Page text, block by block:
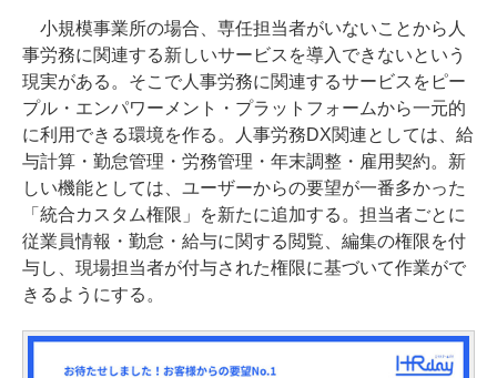
小規模事業所の場合、専任担当者がいないことから人
事労務に関連する新しいサービスを導入できないという
現実がある。そこで人事労務に関連するサービスをピー
プル・エンパワーメント・プラットフォームから一元的
に利用できる環境を作る。人事労務DX関連としては、給
与計算・勤怠管理・労務管理・年末調整・雇用契約。新
しい機能としては、ユーザーからの要望が一番多かった
「統合カスタム権限」を新たに追加する。担当者ごとに
従業員情報・勤怠・給与に関する閲覧、編集の権限を付
与し、現場担当者が付与された権限に基づいて作業がで
きるようにする。